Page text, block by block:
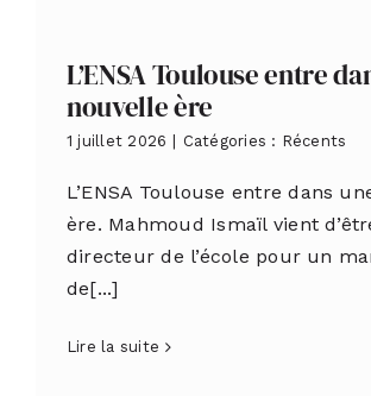
L’ENSA Toulouse entre
nouvelle ère
1 juillet 2026 Catégories : Récents
L’ENSA Toulouse entre dans
ère. Mahmoud Ismaïl vient
directeur de l’école pour un
de[...]
Lire la suite